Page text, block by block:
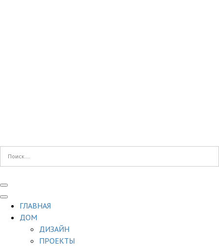
ГЛАВНАЯ
ДОМ
ДИЗАЙН
ПРОЕКТЫ